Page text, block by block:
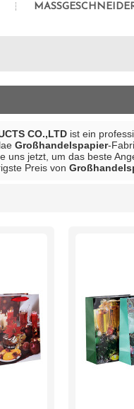
CO.,LTD ist ein
Großhandelspapier-
uns jetzt, um das beste
Preis von